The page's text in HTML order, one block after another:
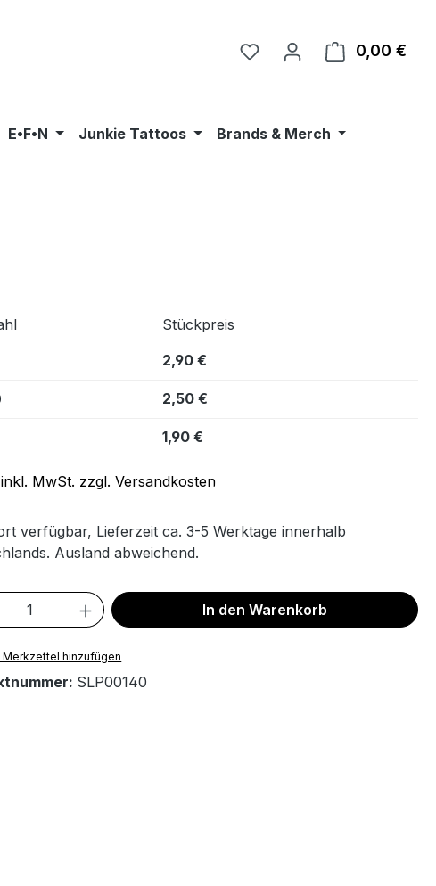
0,00 €
E•F•N Junkie Tattoos Brands & Merch
Stückpreis
2,90 €
2,50 €
1,90 €
MwSt. zzgl. Versandkosten
verfügbar, Lieferzeit ca. 3-5 Werktage innerhalb
Ausland abweichend.
Anzahl: Gib den gewünschten Wert
In den Warenkorb
Merkzettel hinzufügen
SLP00140